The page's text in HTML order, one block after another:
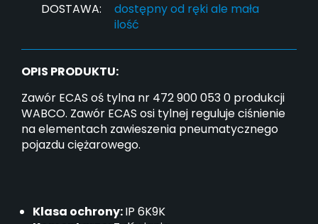
DOSTAWA:
dostępny od ręki ale mała
ilość
OPIS PRODUKTU:
Zawór ECAS oś tylna nr 472 900 053 0 produkcji
WABCO. Zawór ECAS osi tylnej reguluje ciśnienie
na elementach zawieszenia pneumatycznego
pojazdu ciężarowego.
Klasa ochrony:IP 6K9K